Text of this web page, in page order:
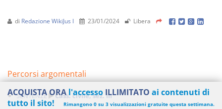
di Redazione WikiJus I 23/01/2024 Libera
Percorsi argomentali
SENTENZE Cass. civile, sez. III
ACQUISTA ORAl'accesso ILLIMITATO ai contenuti di
tutto il sito!
Rimangono 0 su 3 visualizzazioni gratuite questa settimana.